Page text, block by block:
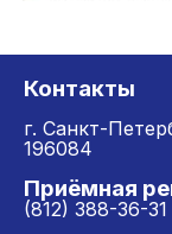
Контакты
г. Санкт-
196084
Приёмная
(812) 388-36-31